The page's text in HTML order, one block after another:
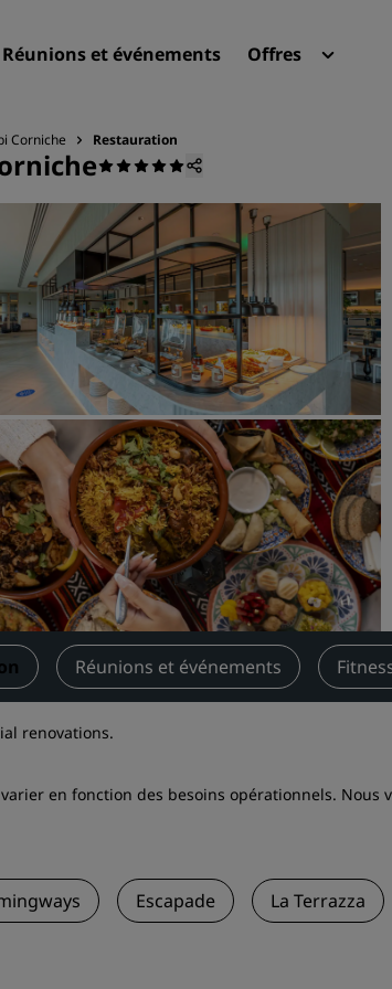
Réunions et événements Offres
Trouvez votre hôtel
Destinations
Resorts
Appartements hôteliers
Hôtels d'aéroport
Nouveaux et futurs hôtels
Réunions et événements
Découvrez Radisson
Réservez une salle de
Demander un devis
Pour les événements
Solutions d’entreprise
Rechercher des vols
Rechercher des vols
Rechercher un restaurant
Application Radisson Hotels
Corniche Restauration
Réunions et événements
renovations.
en fonction des besoins opérationnels. Nous
Escapade La Terrazza